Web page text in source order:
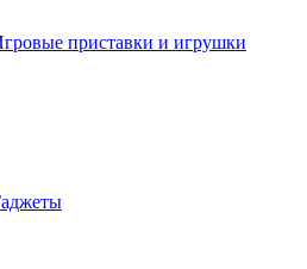
приставки и игрушки